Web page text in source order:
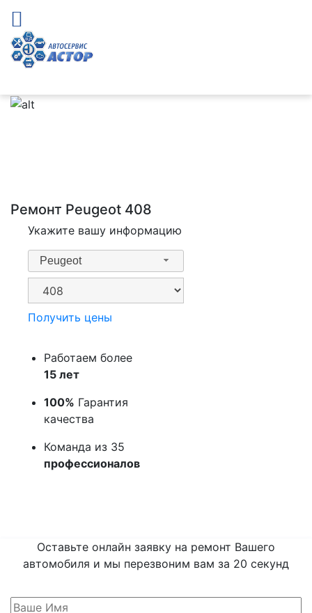
Ремонт Peugeot 408
Укажите вашу информацию
Peugeot
Получить цены
Работаем более
15 лет
100% Гарантия
качества
Команда из 35
профессионалов
Оставьте онлайн заявку на ремонт Вашего
автомобиля и мы перезвоним вам за 20 секунд